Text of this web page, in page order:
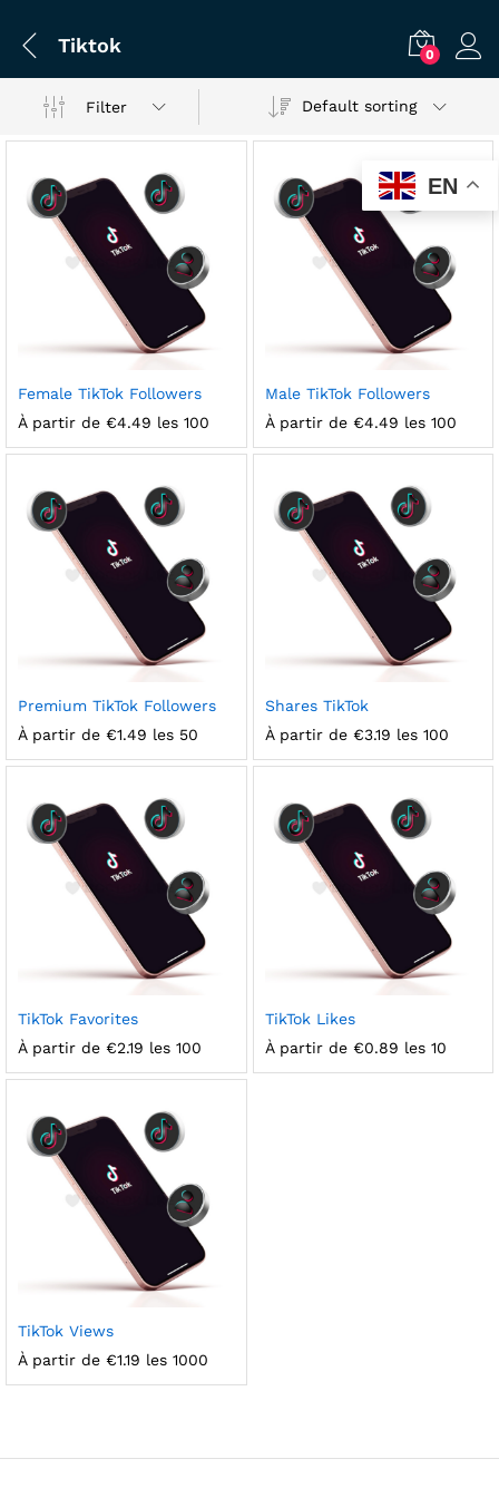
Tiktok 0
Filter Default sorting
Female TikTok Followers
À partir de €4.49 les 100
Male TikTok Followers
À partir de €4.49 les 100
Premium TikTok Followers
À partir de €1.49 les 50
Shares TikTok
À partir de €3.19 les 100
TikTok Favorites
À partir de €2.19 les 100
TikTok Likes
À partir de €0.89 les 10
TikTok Views
À partir de €1.19 les 1000
EN